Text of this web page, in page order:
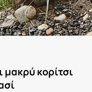
μακρύ κορίτσι